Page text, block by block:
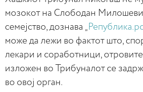
мозокот на Слободан
семејство, дознава „
може да лежи во фактот што,
лекари и соработници,
изложен во Трибуналот се
во овој орган.